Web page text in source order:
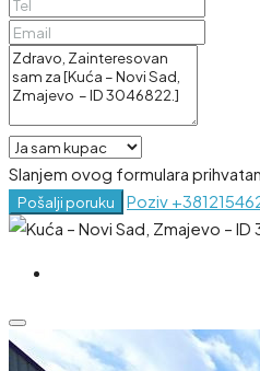
Slanjem ovog formulara
Pošalji poruku Poziv